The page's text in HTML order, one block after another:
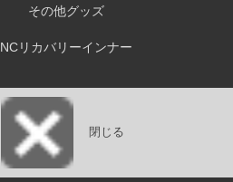
その他グッズ
NCリカバリーインナー
閉じる